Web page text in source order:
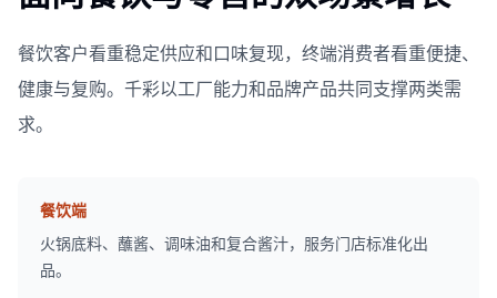
餐饮客户看重稳定供应和口味复现，终端消费者看重便捷、
健康与复购。千彩以工厂能力和品牌产品共同支撑两类需
求。
餐饮端
火锅底料、蘸酱、调味油和复合酱汁，服务门店标准化出
品。